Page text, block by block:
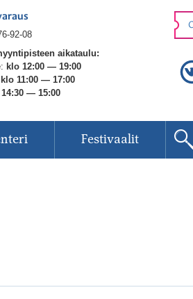
92-08
aikataulu:
klo 12:00 — 19:00
klo 11:00 — 17:00
14:30 — 15:00
Festivaalit